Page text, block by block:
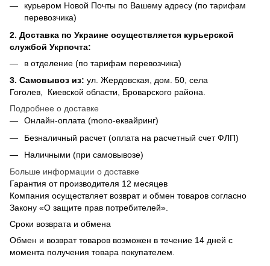
курьером Новой Почты по Вашему адресу (по тарифам
перевозчика)
2. Доставка по Украине осуществляется курьерской
службой Укрпочта:
в отделение (по тарифам перевозчика)
3. Самовывоз из: ул. Жердовская, дом. 50, села
Гоголев, Киевской области, Броварского района.
Подробнее о доставке
Онлайн-оплата (mono-еквайринг)
Безналичный расчет (оплата на расчетный счет ФЛП)
Наличными (при самовывозе)
Больше информации о доставке
Гарантия от производителя 12 месяцев
Компания осуществляет возврат и обмен товаров согласно
Закону «О защите прав потребителей».
Сроки возврата и обмена
Обмен и возврат товаров возможен в течение 14 дней с
момента получения товара покупателем.